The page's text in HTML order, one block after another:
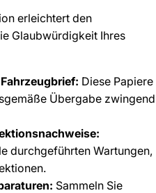
erleichtert den
Glaubwürdigkeit Ihres
Diese Papiere
Übergabe zwingend
durchgeführten Wartungen,
Sammeln Sie